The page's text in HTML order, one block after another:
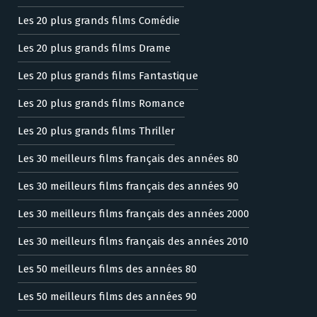
Les 20 plus grands films Comédie
Les 20 plus grands films Drame
Les 20 plus grands films Fantastique
Les 20 plus grands films Romance
Les 20 plus grands films Thriller
Les 30 meilleurs films français des années 80
Les 30 meilleurs films français des années 90
Les 30 meilleurs films français des années 2000
Les 30 meilleurs films français des années 2010
Les 50 meilleurs films des années 80
Les 50 meilleurs films des années 90